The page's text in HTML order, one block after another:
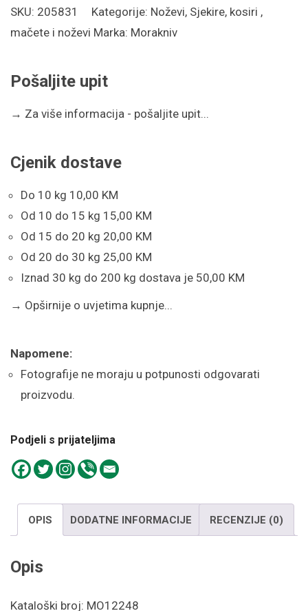
Flex
(S)
SKU: 205831 Kategorije: Noževi, Sjekire, kosiri ,
mačete i noževi Marka: Morakniv
Pošaljite upit
→ Za više informacija - pošaljite upit...
Cjenik dostave
Do 10 kg 10,00 KM
Od 10 do 15 kg 15,00 KM
Od 15 do 20 kg 20,00 KM
Od 20 do 30 kg 25,00 KM
Iznad 30 kg do 200 kg dostava je 50,00 KM
→ Opširnije o uvjetima kupnje...
Napomene:
Fotografije ne moraju u potpunosti odgovarati
proizvodu.
Podjeli s prijateljima
OPIS DODATNE INFORMACIJE RECENZIJE (0)
Opis
Kataloški broj: MO12248